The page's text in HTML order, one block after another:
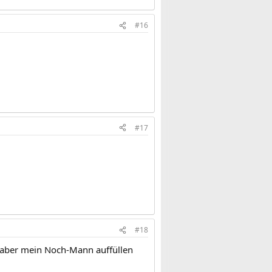
#16
#17
#18
mein Noch-Mann auffüllen